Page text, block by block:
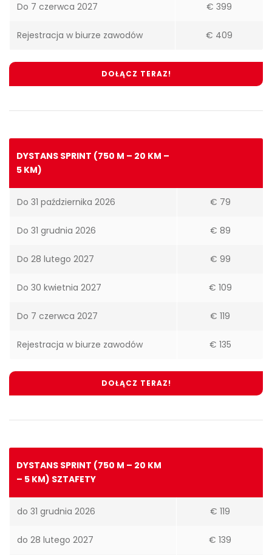
Do 7 czerwca 2027 € 399
Rejestracja w biurze zawodów € 409
DOŁĄCZ TERAZ!
DYSTANS SPRINT (750 M – 20 KM –
5 KM)
Do 31 października 2026 € 79
Do 31 grudnia 2026 € 89
Do 28 lutego 2027 € 99
Do 30 kwietnia 2027 € 109
Do 7 czerwca 2027 € 119
Rejestracja w biurze zawodów € 135
DOŁĄCZ TERAZ!
DYSTANS SPRINT (750 M – 20 KM
– 5 KM) SZTAFETY
do 31 grudnia 2026 € 119
do 28 lutego 2027 € 139